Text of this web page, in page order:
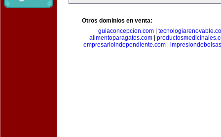
Otros dominios en venta:
guiaconcepcion.com|
alimentoparagatos.com
empresarioindependiente.com